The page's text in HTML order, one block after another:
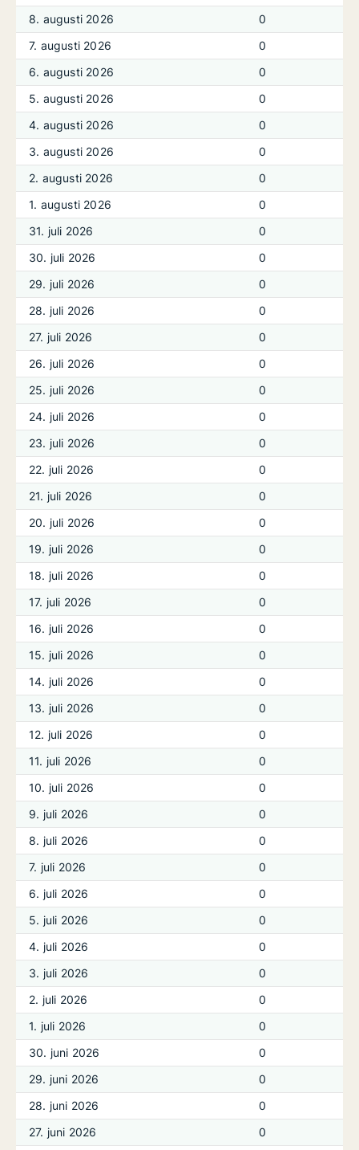
8. augusti 2026
0
7. augusti 2026
0
6. augusti 2026
0
5. augusti 2026
0
4. augusti 2026
0
3. augusti 2026
0
2. augusti 2026
0
1. augusti 2026
0
31. juli 2026
0
30. juli 2026
0
29. juli 2026
0
28. juli 2026
0
27. juli 2026
0
26. juli 2026
0
25. juli 2026
0
24. juli 2026
0
23. juli 2026
0
22. juli 2026
0
21. juli 2026
0
20. juli 2026
0
19. juli 2026
0
18. juli 2026
0
17. juli 2026
0
16. juli 2026
0
15. juli 2026
0
14. juli 2026
0
13. juli 2026
0
12. juli 2026
0
11. juli 2026
0
10. juli 2026
0
9. juli 2026
0
8. juli 2026
0
7. juli 2026
0
6. juli 2026
0
5. juli 2026
0
4. juli 2026
0
3. juli 2026
0
2. juli 2026
0
1. juli 2026
0
30. juni 2026
0
29. juni 2026
0
28. juni 2026
0
27. juni 2026
0